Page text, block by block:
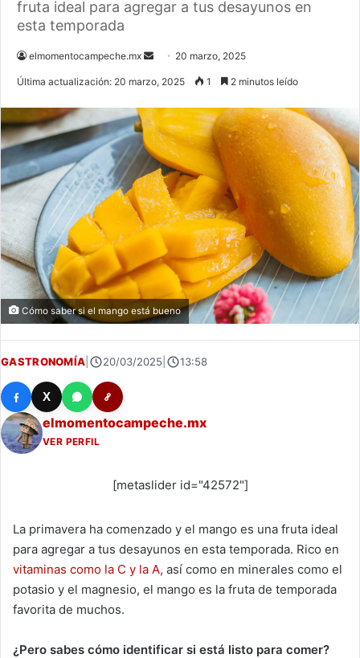
fruta ideal para agregar a tus desayunos en
esta temporada
elmomentocampeche.mx
Send 20 marzo, 2025
Última actualización: 20 marzo, 2025 1 2 minutos leído
Cómo saber si el mango está bueno
GASTRONOMÍA 20/03/2025 13:58
X
elmomentocampeche.mx
VER PERFIL
[metaslider id="42572"]
La primavera ha comenzado y el mango es una fruta ideal
para agregar a tus desayunos en esta temporada. Rico en
vitaminas como la C y la A, así como en minerales como el
potasio y el magnesio, el mango es la fruta de temporada
favorita de muchos.
¿Pero sabes cómo identificar si está listo para comer?